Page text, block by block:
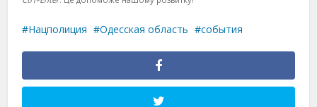
Нацполиция Одесская область события